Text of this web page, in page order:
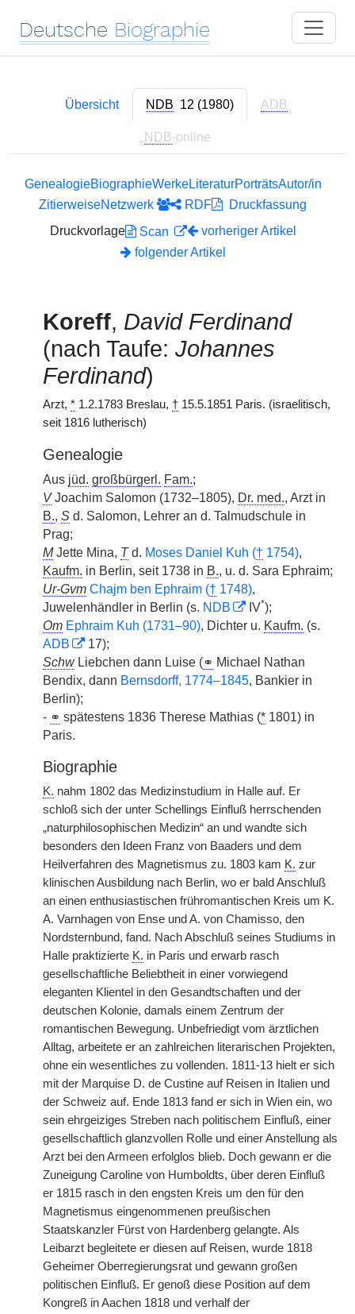
Deutsche Biographie
Übersicht NDB 12 (1980) ADB
NDB-online
GenealogieBiographieWerkeLiteraturPorträtsAutor/in
ZitierweiseNetzwerk RDF
Druckfassung
Druckvorlage
Scan
vorheriger Artikel
folgender Artikel
Koreff, David Ferdinand
(nach Taufe: Johannes
Ferdinand)
Arzt, * 1.2.1783 Breslau, † 15.5.1851 Paris. (israelitisch,
seit 1816 lutherisch)
Genealogie
Aus jüd. großbürgerl. Fam.;
VJoachim Salomon (1732–1805), Dr. med., Arzt in
B., S d. Salomon, Lehrer an d. Talmudschule in
Prag;
MJette Mina, Td. Moses Daniel Kuh († 1754),
Kaufm. in Berlin, seit 1738 in B., u. d. Sara Ephraim;
Ur-Gvm Chajm ben Ephraim († 1748),
Juwelenhändler in Berlin (s. NDB IV*);
Om Ephraim Kuh (1731–90), Dichter u. Kaufm. (s.
ADB
17);
SchwLiebchen dann Luise (⚭ Michael Nathan
Bendix, dann Bernsdorff, 1774–1845, Bankier in
Berlin);
- ⚭ spätestens 1836 Therese Mathias (* 1801) in
Paris.
Biographie
K. nahm 1802 das Medizinstudium in Halle auf. Er
schloß sich der unter Schellings Einfluß herrschenden
„naturphilosophischen Medizin“ an und wandte sich
besonders den Ideen Franz von Baaders und dem
Heilverfahren des Magnetismus zu. 1803 kam K. zur
klinischen Ausbildung nach Berlin, wo er bald Anschluß
an einen enthusiastischen frühromantischen Kreis um K.
A. Varnhagen von Ense und A. von Chamisso, den
Nordsternbund, fand. Nach Abschluß seines Studiums in
Halle praktizierte K. in Paris und erwarb rasch
gesellschaftliche Beliebtheit in einer vorwiegend
eleganten Klientel in den Gesandtschaften und der
deutschen Kolonie, damals einem Zentrum der
romantischen Bewegung. Unbefriedigt vom ärztlichen
Alltag, arbeitete er an zahlreichen literarischen Projekten,
ohne ein wesentliches zu vollenden. 1811-13 hielt er sich
mit der Marquise D. de Custine auf Reisen in Italien und
der Schweiz auf. Ende 1813 fand er sich in Wien ein, wo
sein ehrgeiziges Streben nach politischem Einfluß, einer
gesellschaftlich glanzvollen Rolle und einer Anstellung als
Arzt bei den Armeen erfolglos blieb. Doch gewann er die
Zuneigung Caroline von Humboldts, über deren Einfluß
er 1815 rasch in den engsten Kreis um den für den
Magnetismus eingenommenen preußischen
Staatskanzler Fürst von Hardenberg gelangte. Als
Leibarzt begleitete er diesen auf Reisen, wurde 1818
Geheimer Oberregierungsrat und gewann großen
politischen Einfluß. Er genoß diese Position auf dem
Kongreß in Aachen 1818 und verhalf der